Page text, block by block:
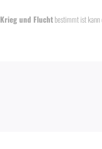
Krieg und Fluchtbestimmt ist kann